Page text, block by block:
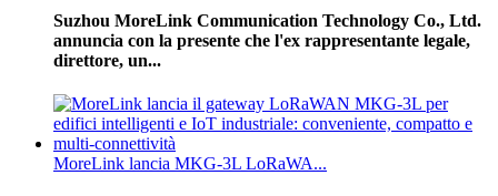
Suzhou MoreLink Communication Technology Co., Ltd.
annuncia con la presente che l'ex rappresentante legale,
direttore, un...
MoreLink lancia MKG-3L LoRaWA...